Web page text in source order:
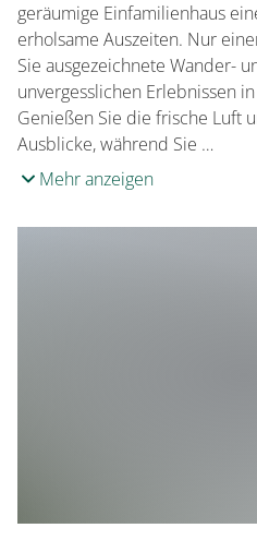
geräumige Einfamilienhaus
erholsame Auszeiten. Nur
Sie ausgezeichnete Wander-
unvergesslichen Erlebnissen
Genießen Sie die frische Luft
Ausblicke, während Sie …
Mehr anzeigen